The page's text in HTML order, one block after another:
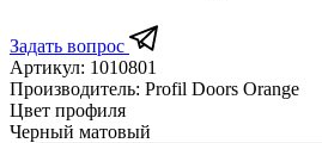
Задать вопрос
Артикул: 1010801
Производитель: Profil Doors Orange
Цвет профиля
Черный матовый